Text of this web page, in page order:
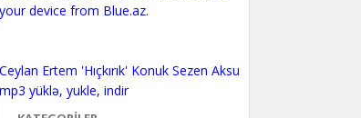
your device from Blue.az.
Ceylan Ertem 'Hıçkırık' Konuk Sezen Aksu
mp3 yüklə, yukle, indir